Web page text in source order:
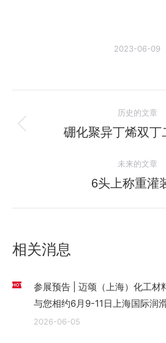
2023-06-09
章
历史的文章
历
的
文
硼化聚异丁烯双丁
未来的文章
未
6头上称重灌
相关消息
参展预告 | 迈颂（上海）化工材
与您相约6月9-11日上海国际润
2026-06-05